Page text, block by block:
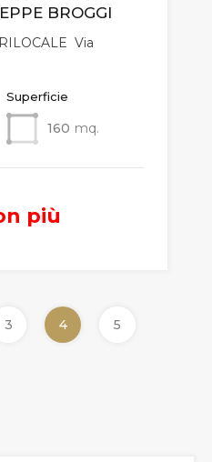
BROGGI
Via
Superficie
160 mq.
più
3 4 5